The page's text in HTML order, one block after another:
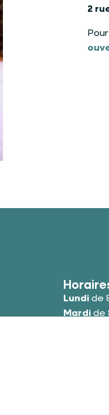
2
Lundide
Mardide